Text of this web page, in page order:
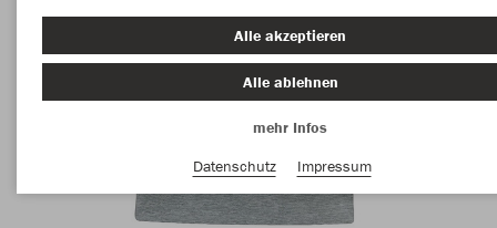
Alle akzeptieren
Alle ablehnen
mehr Infos
Datenschutz
Impressum